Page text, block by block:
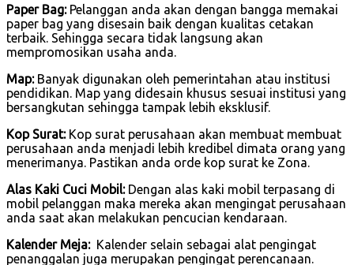
Paper Bag:Pelanggan anda akan dengan bangga memakai
paper bag yang disesain baik dengan kualitas cetakan
terbaik. Sehingga secara tidak langsung akan
mempromosikan usaha anda.
Map:Banyak digunakan oleh pemerintahan atau institusi
pendidikan. Map yang didesain khusus sesuai institusi yang
bersangkutan sehingga tampak lebih eksklusif.
Kop Surat:Kop surat perusahaan akan membuat membuat
perusahaan anda menjadi lebih kredibel dimata orang yang
menerimanya. Pastikan anda orde kop surat ke Zona.
Alas Kaki Cuci Mobil:Dengan alas kaki mobil terpasang di
mobil pelanggan maka mereka akan mengingat perusahaan
anda saat akan melakukan pencucian kendaraan.
Kalender Meja:Kalender selain sebagai alat pengingat
penanggalan juga merupakan pengingat perencanaan.